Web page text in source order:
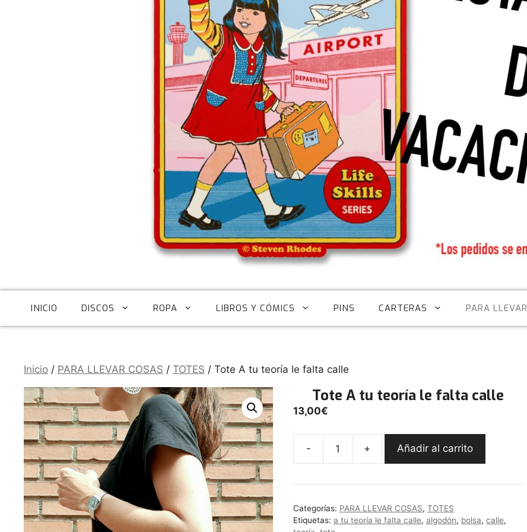
INICIO DISCOS ROPA LIBROS Y CÓMICS PINS CARTERAS PARA LLEVAR
Inicio / PARA LLEVAR COSAS / TOTES / Tote A tu teoría le falta calle
Tote A tu teoría le falta calle
13,00€
-
tu
le
falta
+ Añadir al carrito
Categorías: PARA LLEVAR COSAS,TOTES
Etiquetas:a tu teoría le falta calle,algodón, bolsa,calle,